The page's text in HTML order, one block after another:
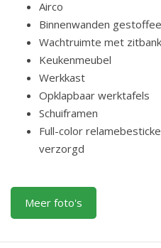
Airco
Binnenwanden
Wachtruimte met zitbank
Keukenmeubel
Werkkast
Opklapbaar werktafels
Schuiframen
Full-color
verzorgd
Meer foto's